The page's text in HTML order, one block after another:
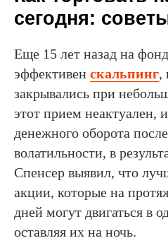
сегодня:
Еще 15 лет назад на
эффективен скальпинг,
закрывались при
этот прием неактуален,
денежного оборота
волатильности, в
Спенсер выявил, что
акции, которые на
дней могут двигаться в
оставляя их на ночь.